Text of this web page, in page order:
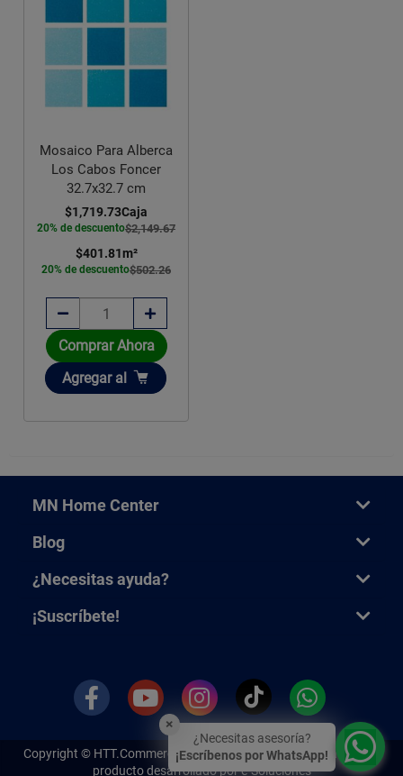
Mosaico Para Alberca
Los Cabos Foncer
32.7x32.7 cm
$2,149.67
$1,719.73Caja
20% de descuento
$502.26
$401.81m²
20% de descuento
Comprar Ahora
Añadir
Agregar al
MN Home Center
Blog
¿Necesitas ayuda?
¡Suscríbete!
Copyright © HTT.Commerce.Todos los derechos reservados. Un
producto desarrollado por e-Soluciones
×
¿Necesitas asesoría?
¡Escríbenos por WhatsApp!